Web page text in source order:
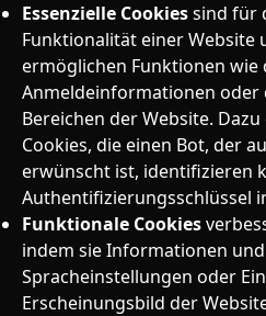
Essenzielle Cookiessind für
Funktionalität einer Website
ermöglichen Funktionen wie
Anmeldeinformationen oder
Bereichen der Website.
Cookies, die einen Bot, der
erwünscht ist, identifizieren
Authentifizierungsschlüssel
Funktionale Cookies
indem sie Informationen
Spracheinstellungen oder
Erscheinungsbild der